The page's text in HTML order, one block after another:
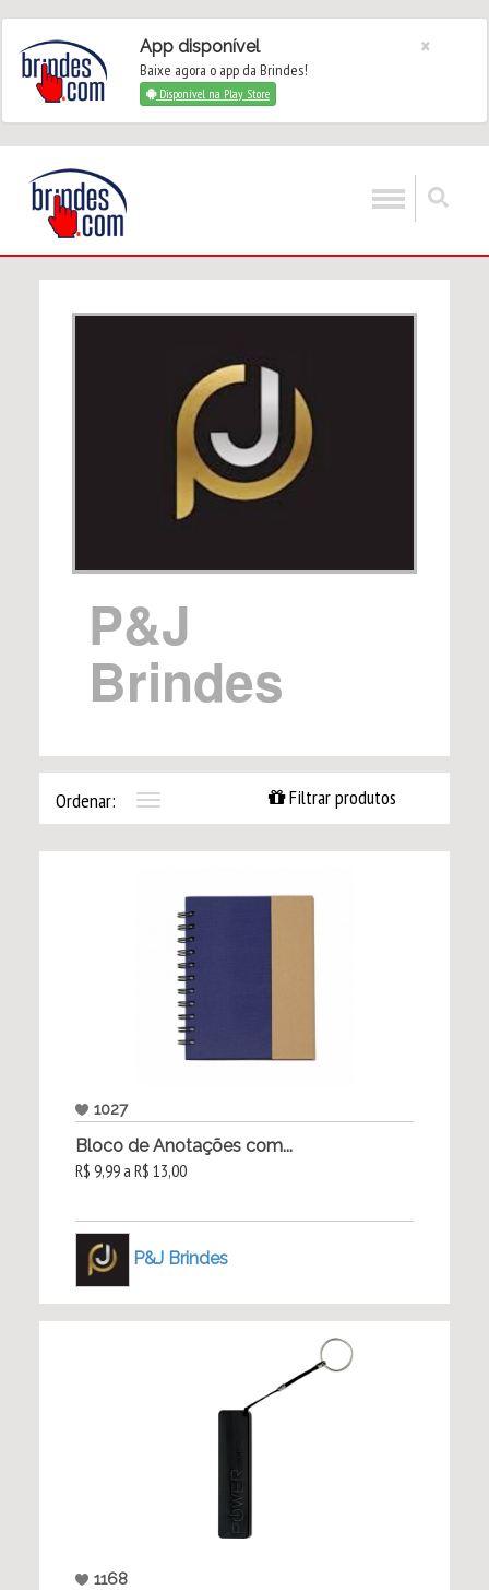
App disponível
Baixe agora o app da Brindes!
Disponível na Play Store
×
P&J
Brindes
Ordenar:
Toggle
navigation
Filtrar produtos
1027
Bloco de Anotações com...
R$ 9,99 a R$ 13,00
P&J Brindes
1168